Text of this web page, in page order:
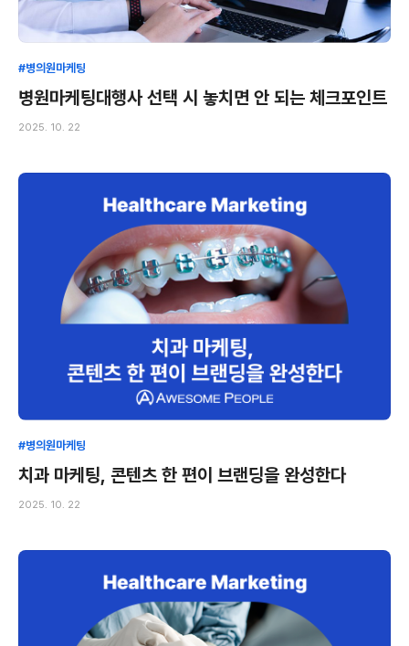
#병의원마케팅
병원마케팅대행사 선택 시 놓치면 안 되는 체크포인트
2025. 10. 22
#병의원마케팅
치과 마케팅, 콘텐츠 한 편이 브랜딩을 완성한다
2025. 10. 22